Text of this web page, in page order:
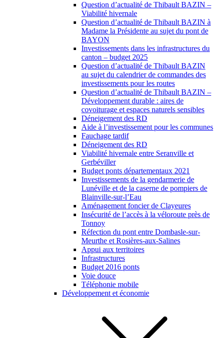
Question d’actualité de Thibault BAZIN –
Viabilité hivernale
Question d’actualité de Thibault BAZIN à
Madame la Présidente au sujet du pont de
BAYON
Investissements dans les infrastructures du
canton – budget 2025
Question d’actualité de Thibault BAZIN
au sujet du calendrier de commandes des
investissements pour les routes
Question d’actualité de Thibault BAZIN –
Développement durable : aires de
covoiturage et espaces naturels sensibles
Déneigement des RD
Aide à l’investissement pour les communes
Fauchage tardif
Déneigement des RD
Viabilité hivernale entre Seranville et
Gerbéviller
Budget ponts départementaux 2021
Investissements de la gendarmerie de
Lunéville et de la caserne de pompiers de
Blainville-sur-l’Eau
Aménagement foncier de Clayeures
Insécurité de l’accès à la véloroute près de
Tonnoy
Réfection du pont entre Dombasle-sur-
Meurthe et Rosières-aux-Salines
Appui aux territoires
Infrastructures
Budget 2016 ponts
Voie douce
Téléphonie mobile
Développement et économie